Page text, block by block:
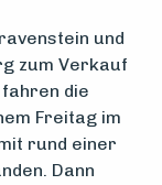
und
zum Verkauf
die
Freitag im
rund einer
Dann